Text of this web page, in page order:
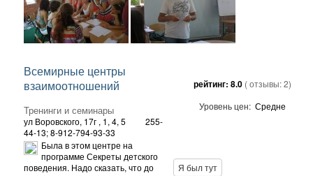
Всемирные центры
взаимоотношений
Тренинги и семинары
ул Воровского, 17г , 1, 4, 5
255-
44-13; 8-912-794-93-33
рейтинг: 8.0 ( отзывы:2)
Уровень цен: Средне
Была в этом центре на
программе Секреты детского
поведения. Надо сказать, что до
Я был тут